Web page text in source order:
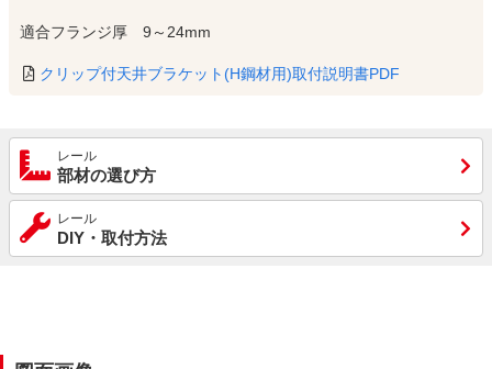
適合フランジ厚 9～24mm
クリップ付天井ブラケット(H鋼材用)取付説明書PDF
レール
部材の選び方
レール
DIY・取付方法